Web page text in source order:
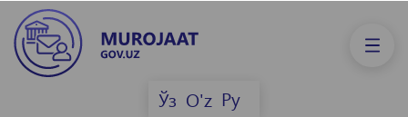
Ўз O'z Ру